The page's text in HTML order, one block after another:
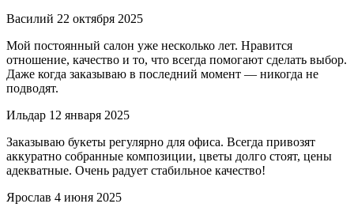
Василий 22 октября 2025
Мой постоянный салон уже несколько лет. Нравится
отношение, качество и то, что всегда помогают сделать выбор.
Даже когда заказываю в последний момент — никогда не
подводят.
Ильдар 12 января 2025
Заказываю букеты регулярно для офиса. Всегда привозят
аккуратно собранные композиции, цветы долго стоят, цены
адекватные. Очень радует стабильное качество!
Ярослав 4 июня 2025